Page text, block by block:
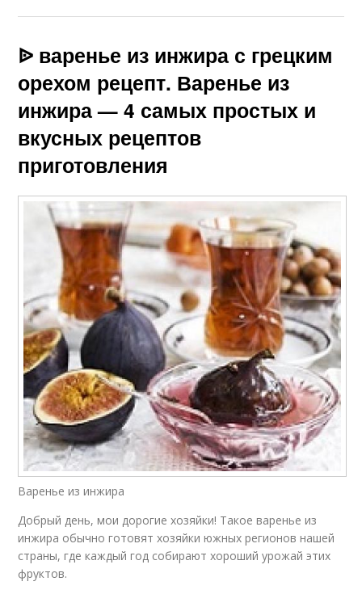
ᐉ варенье из инжира с грецким
орехом рецепт. Варенье из
инжира — 4 самых простых и
вкусных рецептов
приготовления
Варенье из инжира
Добрый день, мои дорогие хозяйки! Такое варенье из
инжира обычно готовят хозяйки южных регионов нашей
страны, где каждый год собирают хороший урожай этих
фруктов.